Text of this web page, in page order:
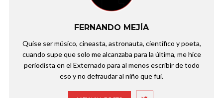
FERNANDO MEJÍA
Quise ser músico, cineasta, astronauta, científico y poeta,
cuando supe que solo me alcanzaba para la última, me hice
periodista en el Externado para al menos escribir de todo
eso y no defraudar al niño que fui.